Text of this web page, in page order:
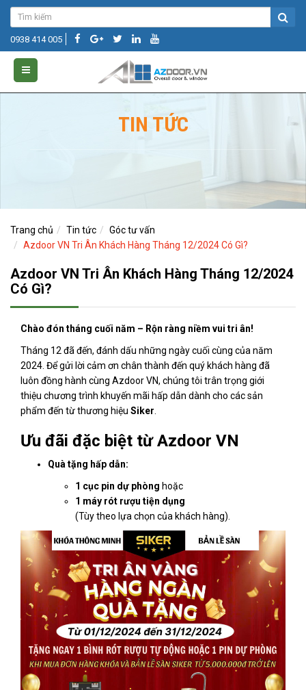
0938 414 005
TIN TỨC
Trang chủ Tin tức
Góc tư vấn
Azdoor VN Tri Ân Khách Hàng Tháng 12/2024 Có Gì?
Azdoor VN Tri Ân Khách Hàng Tháng 12/2024
Có Gì?
Chào đón tháng cuối năm – Rộn ràng niềm vui tri ân!
Tháng 12 đã đến, đánh dấu những ngày cuối cùng của năm
2024. Để gửi lời cảm ơn chân thành đến quý khách hàng đã
luôn đồng hành cùng Azdoor VN, chúng tôi trân trọng giới
thiệu chương trình khuyến mãi hấp dẫn dành cho các sản
phẩm đến từ thương hiệu Siker
Ưu đãi đặc biệt từ Azdoor VN
Quà tặng hấp dẫn:
1 cục pin dự phòng hoặc
1 máy rót rượu tiện dụng
(Tùy theo lựa chọn của khách hàng).